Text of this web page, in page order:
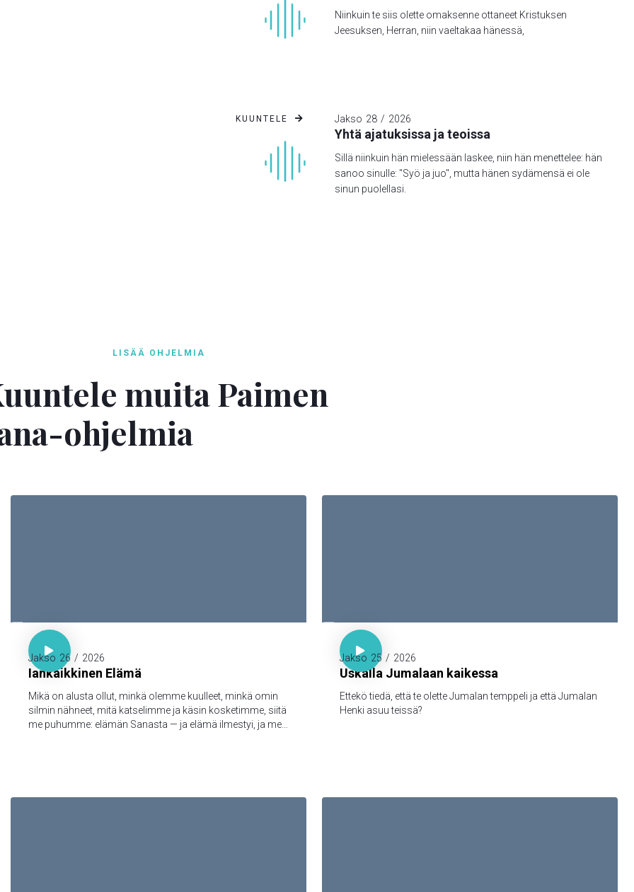
Niinkuin te siis olette omaksenne ottaneet Kristuksen
Jeesuksen, Herran, niin vaeltakaa hänessä,
Jakso 28 / 2026
Yhtä ajatuksissa ja teoissa
Sillä niinkuin hän mielessään laskee, niin hän menettelee: hän
sanoo sinulle: "Syö ja juo", mutta hänen sydämensä ei ole
sinun puolellasi.
KUUNTELE 
LISÄÄ OHJELMIA
muita Paimen
ohjelmia
1. Joh. 1:1-3

Jakso 26 / 2026
Iankaikkinen Elämä
Mikä on alusta ollut, minkä olemme kuulleet, minkä omin
silmin nähneet, mitä katselimme ja käsin kosketimme, siitä
me puhumme: elämän Sanasta — ja elämä ilmestyi, ja me
kanssamme; ja meillä on yhteys Isän ja hänen Poikansa,
1. Kor. 3:16

Jakso 25 / 2026
Uskalla Jumalaan kaikessa
Ettekö tiedä, että te olette Jumalan temppeli ja että Jumalan
Henki asuu teissä?